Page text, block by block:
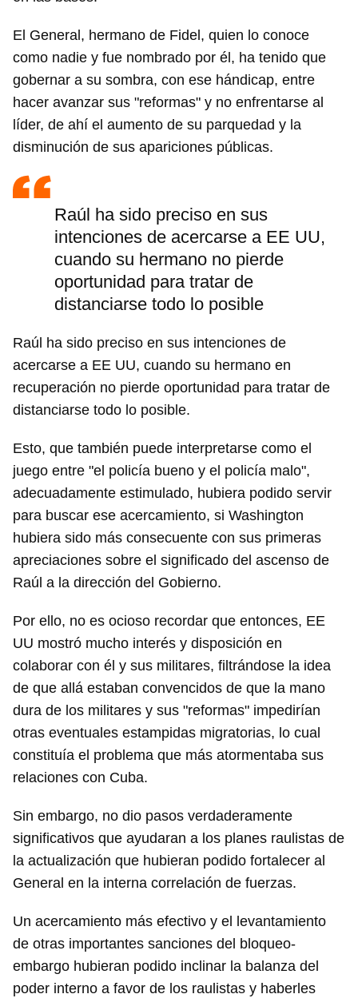
El General, hermano de Fidel, quien lo conoce
como nadie y fue nombrado por él, ha tenido que
gobernar a su sombra, con ese hándicap, entre
hacer avanzar sus "reformas" y no enfrentarse al
líder, de ahí el aumento de su parquedad y la
disminución de sus apariciones públicas.
Raúl ha sido preciso en sus
intenciones de acercarse a EE UU,
cuando su hermano no pierde
oportunidad para tratar de
distanciarse todo lo posible
Raúl ha sido preciso en sus intenciones de
acercarse a EE UU, cuando su hermano en
recuperación no pierde oportunidad para tratar de
distanciarse todo lo posible.
Esto, que también puede interpretarse como el
juego entre "el policía bueno y el policía malo",
adecuadamente estimulado, hubiera podido servir
para buscar ese acercamiento, si Washington
hubiera sido más consecuente con sus primeras
apreciaciones sobre el significado del ascenso de
Raúl a la dirección del Gobierno.
Por ello, no es ocioso recordar que entonces, EE
UU mostró mucho interés y disposición en
colaborar con él y sus militares, filtrándose la idea
de que allá estaban convencidos de que la mano
dura de los militares y sus "reformas" impedirían
otras eventuales estampidas migratorias, lo cual
constituía el problema que más atormentaba sus
relaciones con Cuba.
Sin embargo, no dio pasos verdaderamente
significativos que ayudaran a los planes raulistas de
la actualización que hubieran podido fortalecer al
General en la interna correlación de fuerzas.
Un acercamiento más efectivo y el levantamiento
de otras importantes sanciones del bloqueo-
embargo hubieran podido inclinar la balanza del
poder interno a favor de los raulistas y haberles